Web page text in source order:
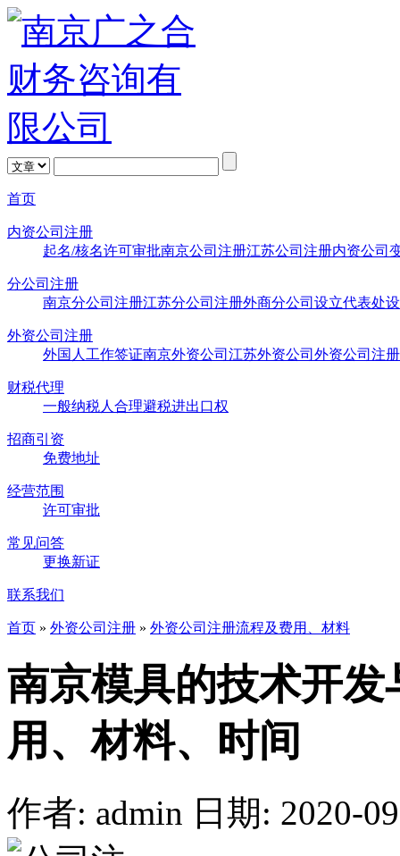
首页
内资公司注册
起名/核名许可审批南京公司注册江苏公司注册内资公司
分公司注册
南京分公司注册江苏分公司注册外商分公司设立代表处
外资公司注册
外国人工作签证南京外资公司 江苏外资公司 外资公司注
财税代理
一般纳税人 合理避税进出口权
招商引资
免费地址
经营范围
许可审批
常见问答
更换新证
联系我们
首页 » 外资公司注册 » 外资公司注册流程及费用、材料
南京模具的技术开
用、材料、时间
作者: admin 日期: 2020-